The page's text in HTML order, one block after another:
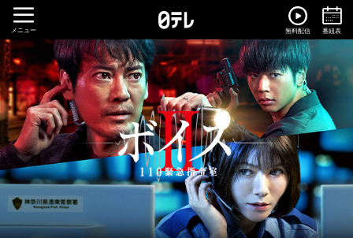
メニュー 無料配信 番組表